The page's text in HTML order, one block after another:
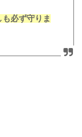
必ず守りま